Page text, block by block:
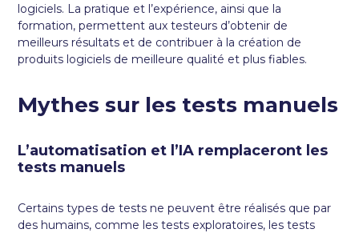
logiciels. La pratique et l’expérience, ainsi que la
formation, permettent aux testeurs d’obtenir de
meilleurs résultats et de contribuer à la création de
produits logiciels de meilleure qualité et plus fiables.
Mythes sur les tests manuels
L’automatisation et l’IA remplaceront les
tests manuels
Certains types de tests ne peuvent être réalisés que par
des humains, comme les tests exploratoires, les tests